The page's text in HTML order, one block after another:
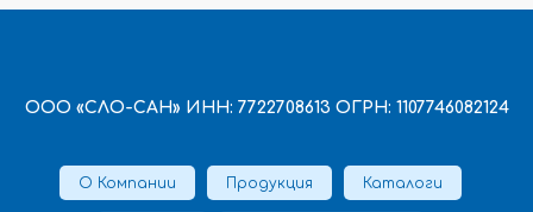
ООО «СЛО-САН» ИНН: 7722708613 ОГРН: 1107746082124
О Компании Продукция Каталоги